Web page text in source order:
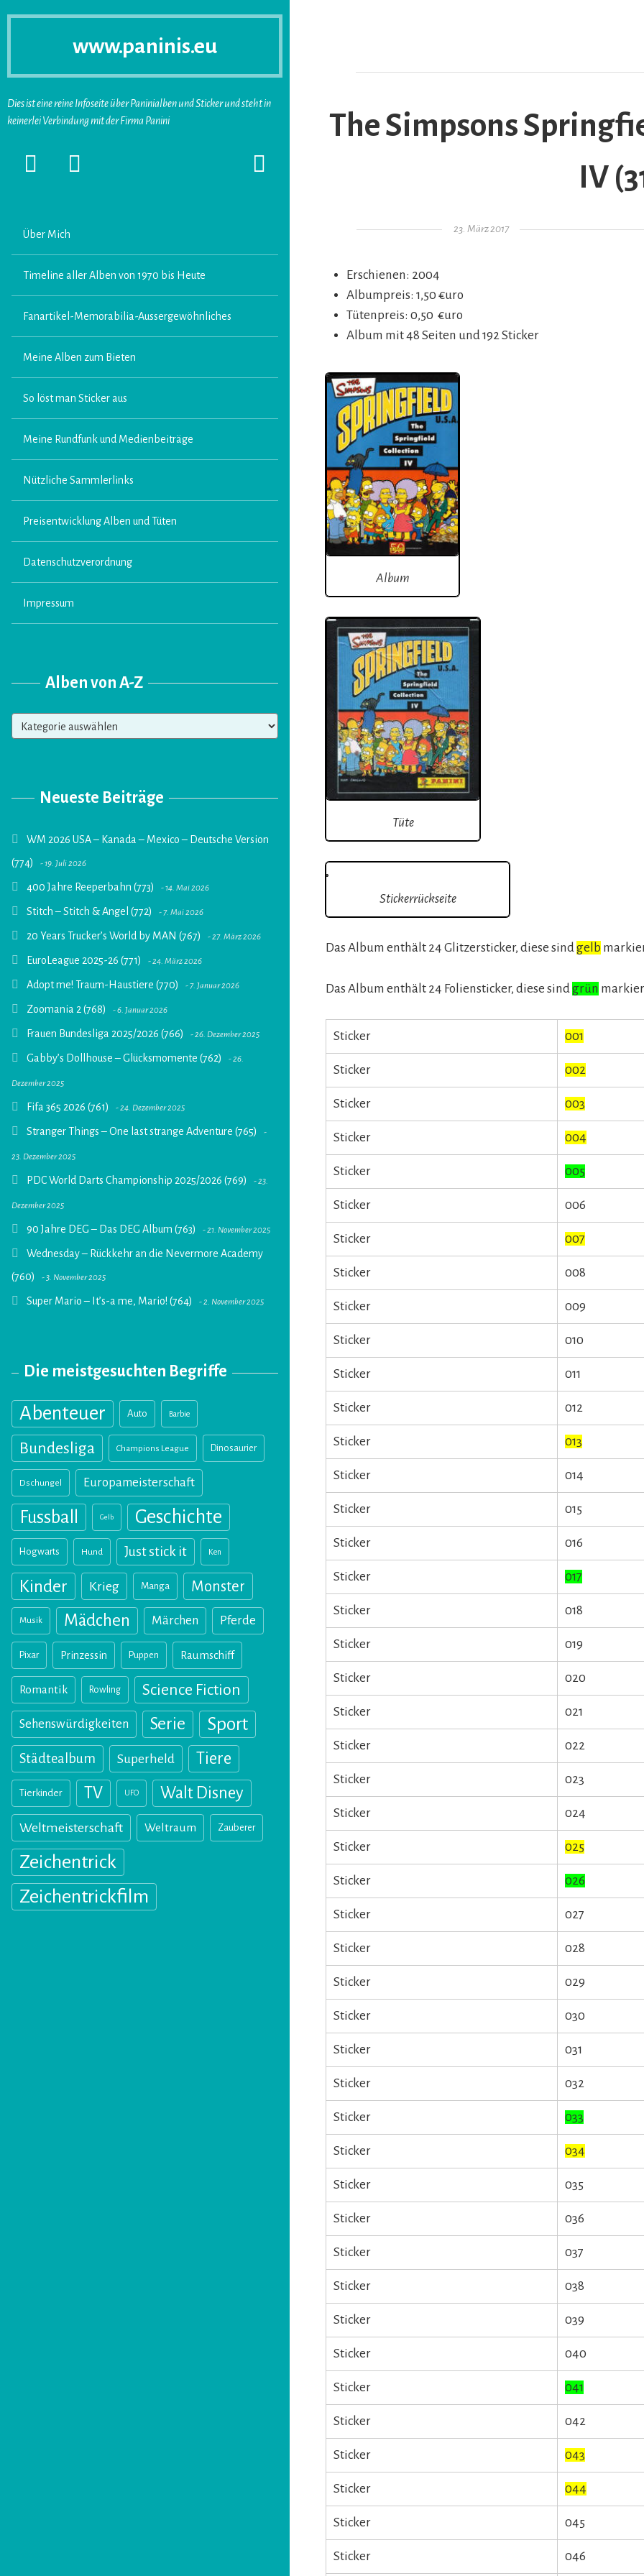
www.paninis.eu
Dies ist eine reine Infoseite über Paninialben und Sticker und steht in
keinerlei Verbindung mit der Firma Panini
Startseite
SEKUNDÄRE
SUCHFORMULAR
Über Mich
Timeline aller Alben von 1970 bis Heute
Fanartikel-Memorabilia-Aussergewöhnliches
Meine Alben zum Bieten
So löst man Sticker aus
Meine Rundfunk und Medienbeiträge
Nützliche Sammlerlinks
Preisentwicklung Alben und Tüten
Datenschutzverordnung
Impressum
Alben von A-Z
Alben
von
Neueste Beiträge
WM 2026 USA – Kanada – Mexico – Deutsche Version
(774)
19. Juli 2026
400 Jahre Reeperbahn (773) 14. Mai 2026
Stitch – Stitch & Angel (772) 7. Mai 2026
20 Years Trucker’s World by MAN (767) 27. März 2026
EuroLeague 2025-26 (771) 24. März 2026
Adopt me! Traum-Haustiere (770) 7. Januar 2026
Zoomania 2 (768) 6. Januar 2026
Frauen Bundesliga 2025/2026 (766) 26. Dezember 2025
Gabby’s Dollhouse – Glücksmomente (762) 26.
Dezember 2025
Fifa 365 2026 (761) 24. Dezember 2025
Stranger Things – One last strange Adventure (765)
23. Dezember 2025
PDC World Darts Championship 2025/2026 (769) 23.
Dezember 2025
90 Jahre DEG – Das DEG Album (763) 21. November 2025
Wednesday – Rückkehr an die Nevermore Academy
(760)
3. November 2025
Super Mario – It’s-a me, Mario! (764) 2. November 2025
Die meistgesuchten Begriffe
Abenteuer Auto Barbie
Bundesliga Champions League Dinosaurier
Dschungel Europameisterschaft
Fussball Gelb Geschichte
Hogwarts Hund Just stick it Ken
Kinder Krieg Manga Monster
Musik Mädchen Märchen Pferde
Pixar Prinzessin Puppen Raumschiff
Romantik Rowling Science Fiction
Sehenswürdigkeiten Serie Sport
Städtealbum Superheld Tiere
Tierkinder TV UFO Walt Disney
Weltmeisterschaft Weltraum Zauberer
Zeichentrick
Zeichentrickfilm
The Simpsons
IV
Gepostet am
23. März 2017
Erschienen: 2004
Albumpreis: 1,50 €uro
Tütenpreis: 0,50 €uro
Album mit 48 Seiten und 192 Sticker
Album
Tüte
Stickerrückseite
Das Album enthält 24 Glitzersticker, diese sindgelb
Das Album enthält 24 Foliensticker, diese sindgrün
Sticker 001
Sticker 002
Sticker 003
Sticker 004
Sticker 005
Sticker 006
Sticker 007
Sticker 008
Sticker 009
Sticker 010
Sticker 011
Sticker 012
Sticker 013
Sticker 014
Sticker 015
Sticker 016
Sticker 017
Sticker 018
Sticker 019
Sticker 020
Sticker 021
Sticker 022
Sticker 023
Sticker 024
Sticker 025
Sticker 026
Sticker 027
Sticker 028
Sticker 029
Sticker 030
Sticker 031
Sticker 032
Sticker 033
Sticker 034
Sticker 035
Sticker 036
Sticker 037
Sticker 038
Sticker 039
Sticker 040
Sticker 041
Sticker 042
Sticker 043
Sticker 044
Sticker 045
Sticker 046